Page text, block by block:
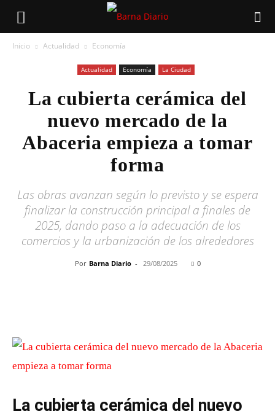
Inicio Actualidad Economía
Actualidad Economía La Ciudad
La cubierta cerámica del
nuevo mercado de la
Abaceria empieza a tomar
forma
Las obras avanzan según lo previsto y se espera
finalizar la construcción principal a finales de
2025, dando paso a la adecuación de los
comercios y la urbanización de los alrededores
Por Barna Diario - 29/08/2025 0
La cubierta cerámica del nuevo